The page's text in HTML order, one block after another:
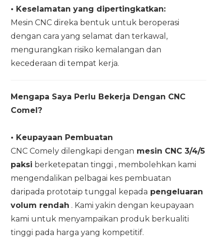
• Keselamatan yang dipertingkatkan:
Mesin CNC direka bentuk untuk beroperasi
dengan cara yang selamat dan terkawal,
mengurangkan risiko kemalangan dan
kecederaan di tempat kerja.
Mengapa Saya Perlu Bekerja Dengan CNC
Comel?
• Keupayaan Pembuatan
CNC Comely dilengkapi dengan mesin CNC 3/4/5
paksi berketepatan tinggi , membolehkan kami
mengendalikan pelbagai kes pembuatan
daripada prototaip tunggal kepada pengeluaran
volum rendah . Kami yakin dengan keupayaan
kami untuk menyampaikan produk berkualiti
tinggi pada harga yang kompetitif.